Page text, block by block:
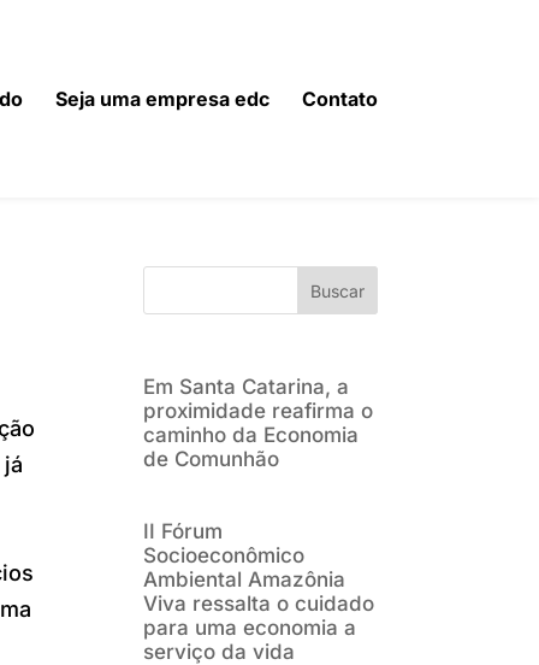
Seja uma empresa edc Contato
Buscar
Em Santa Catarina, a
proximidade reafirma o
caminho da Economia
de Comunhão
II Fórum
Socioeconômico
Ambiental Amazônia
Viva ressalta o cuidado
para uma economia a
serviço da vida